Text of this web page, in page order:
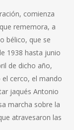
comienza
rememora, a
bélico, que se
1938 hasta junio
de dicho año,
cerco, el mando
jaqués Antonio
marcha sobre la
atravesaron las